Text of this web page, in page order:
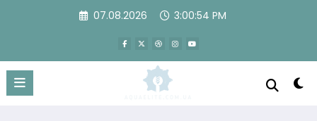
07.08.2026 3:00:55 PM